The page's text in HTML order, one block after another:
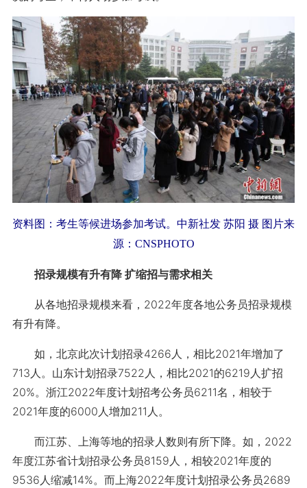
资料图：考生等候进场参加考试。中新社发 苏阳 摄 图片来
源：CNSPHOTO
招录规模有升有降 扩缩招与需求相关
从各地招录规模来看，2022年度各地公务员招录规模
有升有降。
如，北京此次计划招录4266人，相比2021年增加了
713人。山东计划招录7522人，相比2021的6219人扩招
20%。浙江2022年度计划招考公务员6211名，相较于
2021年度的6000人增加211人。
而江苏、上海等地的招录人数则有所下降。如，2022
年度江苏省计划招录公务员8159人，相较2021年度的
9536人缩减14%。而上海2022年度计划招录公务员2689